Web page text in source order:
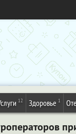
12 Здоровье 1